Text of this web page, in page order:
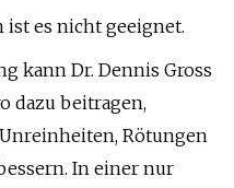
es nicht geeignet.
kann Dr. Dennis Gross
dazu beitragen,
Rötungen
In einer nur